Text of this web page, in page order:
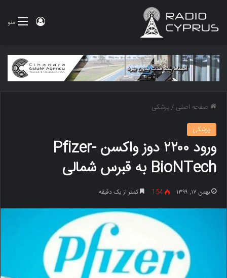
منو ورود
صفحه اصلی /پزشکی
پزشکی
ورود ۲۲۰۰ دوز واکسن Pfizer-
BioNTech به قبرس شمالی
بهمن ۱۷, ۱۳۹۹ 154 کمتر از یک دقیقه